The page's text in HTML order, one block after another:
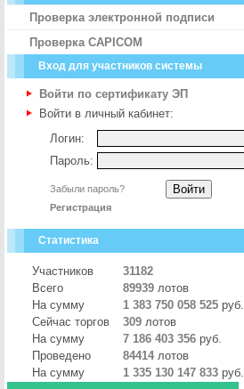
Проверка электронной подписи
Проверка CAPICOM
Вход для участников системы
Войти по сертификату ЭП
Войти в личный кабинет:
Логин:
Пароль:
Забыли пароль?
Регистрация
Статистика
Участников
31182
Всего
89939 лотов
На сумму
1 383 750 058 525 руб.
Сейчас торгов
309 лотов
На сумму
7 186 403 356 руб.
Проведено
84414 лотов
На сумму
1 335 130 147 833 руб.